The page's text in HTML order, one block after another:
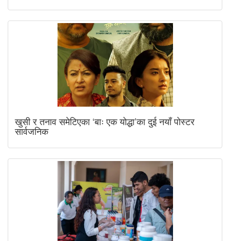
खुसी र तनाव समेटिएका ‘बाः एक योद्धा’का दुई नयाँ पोस्टर
सार्वजनिक